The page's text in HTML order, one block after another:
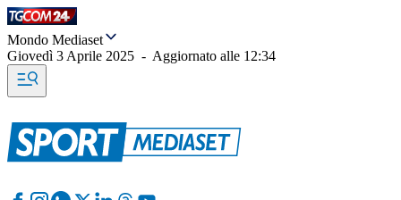
Mondo Mediaset
Giovedì 3 Aprile 2025 - Aggiornato alle 12:34